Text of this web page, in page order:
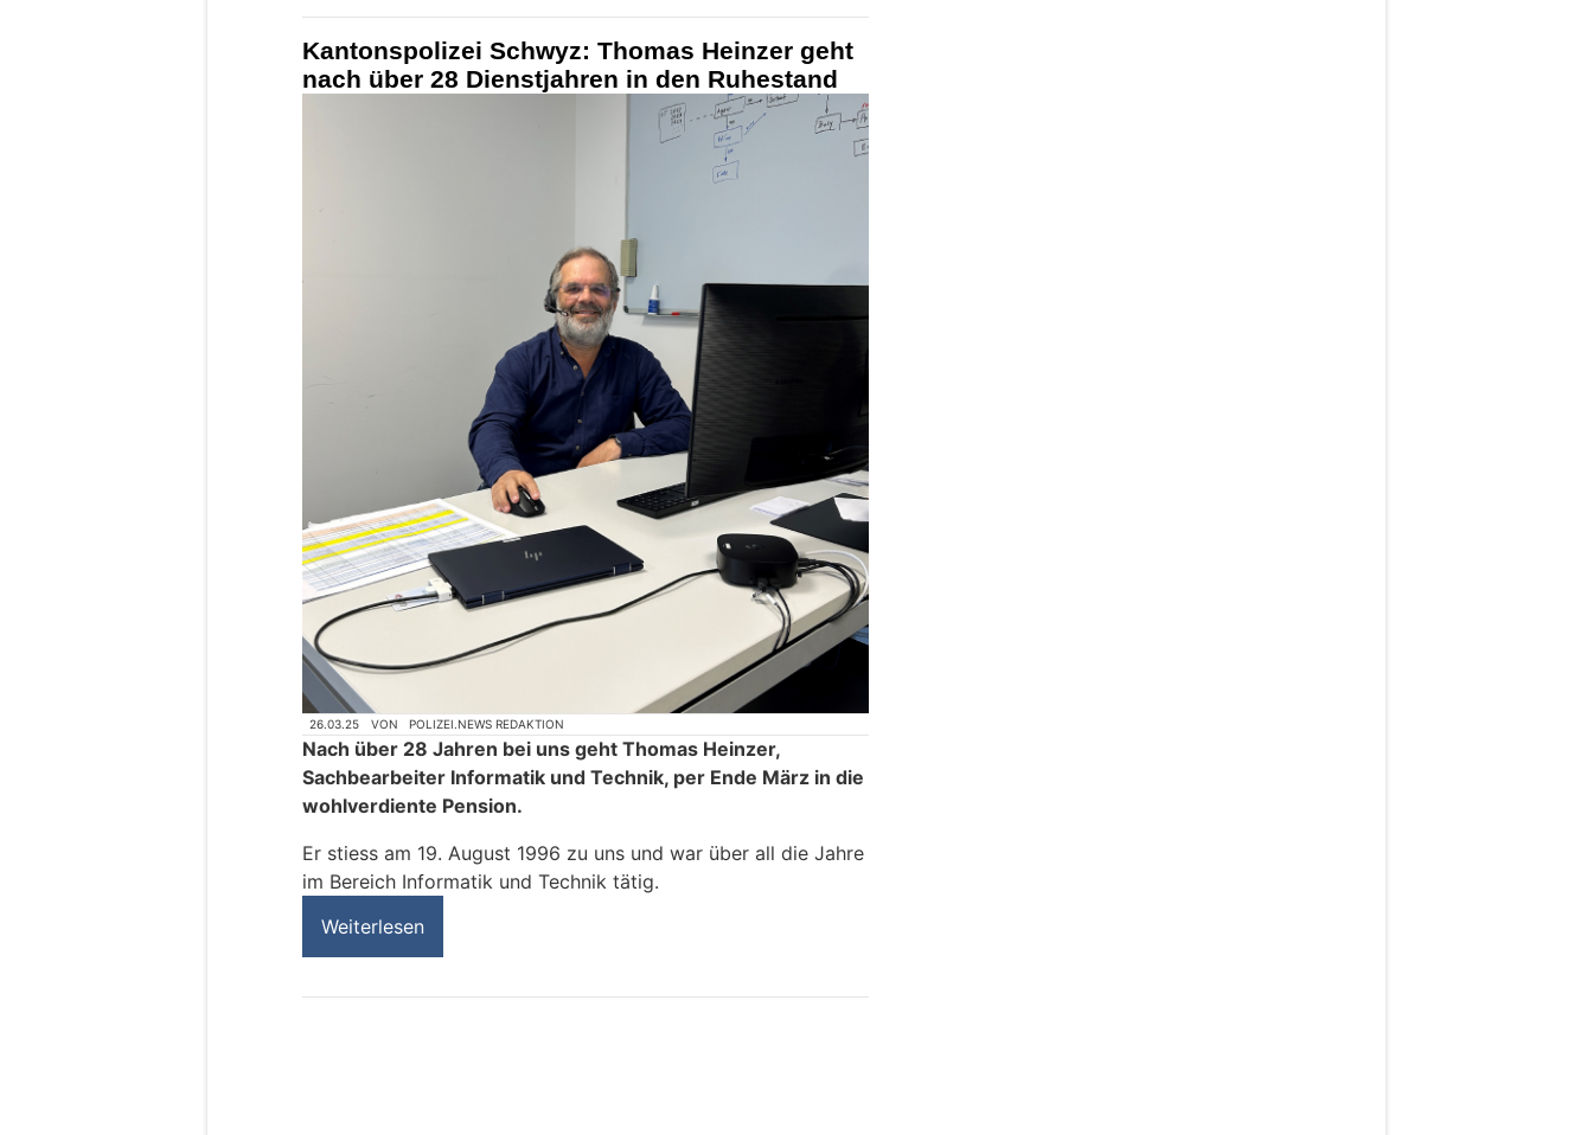
Kantonspolizei Schwyz: Thomas Heinzer geht
nach über 28 Dienstjahren in den Ruhestand
26.03.25 VON POLIZEI.NEWS REDAKTION
Nach über 28 Jahren bei uns geht Thomas Heinzer,
Sachbearbeiter Informatik und Technik, per Ende März in die
wohlverdiente Pension.
Er stiess am 19. August 1996 zu uns und war über all die Jahre
im Bereich Informatik und Technik tätig.
Weiterlesen